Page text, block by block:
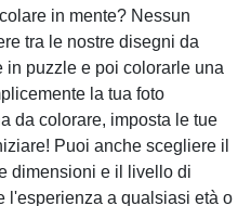
in mente? Nessun
tra le nostre disegni da
in puzzle e poi colorarle una
la tua foto
da colorare, imposta le tue
Puoi anche scegliere il
dimensioni e il livello di
l'esperienza a qualsiasi età o